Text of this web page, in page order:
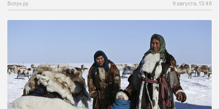
Вслух.ру 9 августа, 13:46